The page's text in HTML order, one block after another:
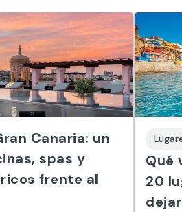
Canaria: un
spas y
frente al
Qué
20